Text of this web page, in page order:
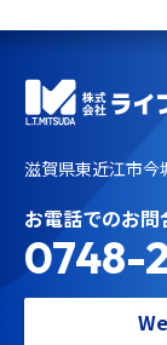
滋賀県東近江市
お電話でのお問
0748-